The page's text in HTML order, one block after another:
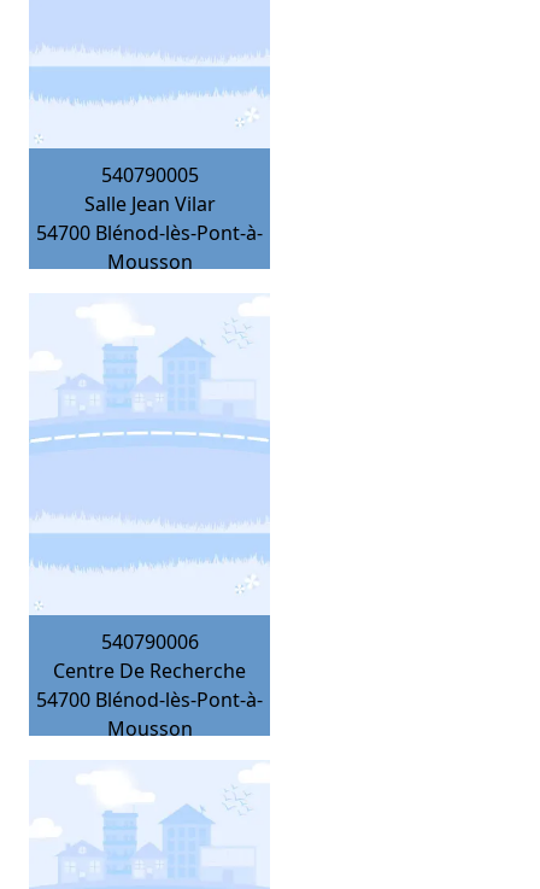
540790005
Salle Jean Vilar
54700 Blénod-lès-Pont-à-
Mousson
540790006
Centre De Recherche
54700 Blénod-lès-Pont-à-
Mousson